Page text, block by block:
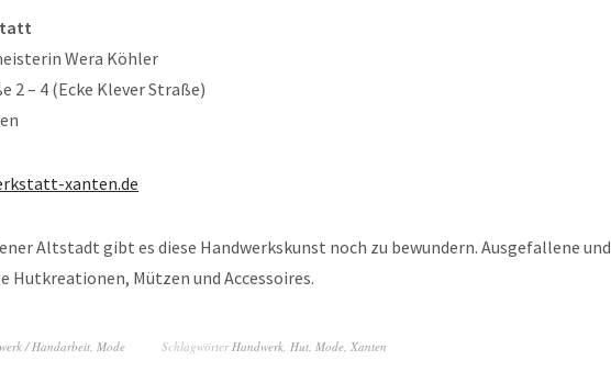
Wera Köhler
2 – 4 (Ecke Klever Straße)
xanten.de
Altstadt gibt es diese Handwerkskunst noch zu bewundern. Ausgefallene und
Hutkreationen, Mützen und Accessoires.
/ Handarbeit, Mode SchlagwörterHandwerk, Hut, Mode, Xanten